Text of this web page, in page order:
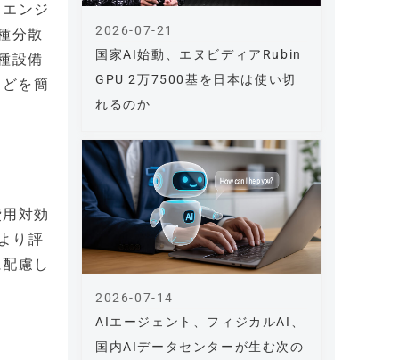
ンジ
分散
設備
を簡
対効
り評
慮し
国家AI始動、エヌビディアRubin
GPU 2万7500基を日本は使い切
れるのか
2026-07-21
AIエージェント、フィジカルAI、
国内AIデータセンターが生む次の
2026-07-14